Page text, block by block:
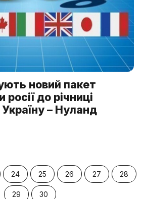
новий пакет
росії до річниці
– Нуланд
24 25 26 27 28
29 30